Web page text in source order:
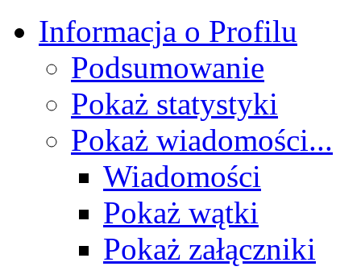
Informacja o Profilu
Podsumowanie
Pokaż statystyki
Pokaż wiadomości...
Wiadomości
Pokaż wątki
Pokaż załączniki